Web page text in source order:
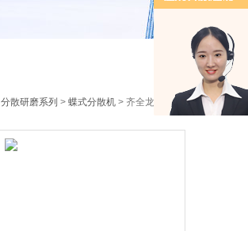
分散研磨系列 > 蝶式分散机 > 齐全龙兴高速升降搅拌机